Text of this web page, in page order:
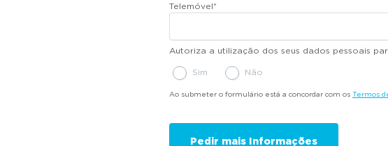
Telemóvel*
Autoriza a utilização dos seus dados pessoais
Sim Não
Ao submeter o formulário está a concordar com os Termos